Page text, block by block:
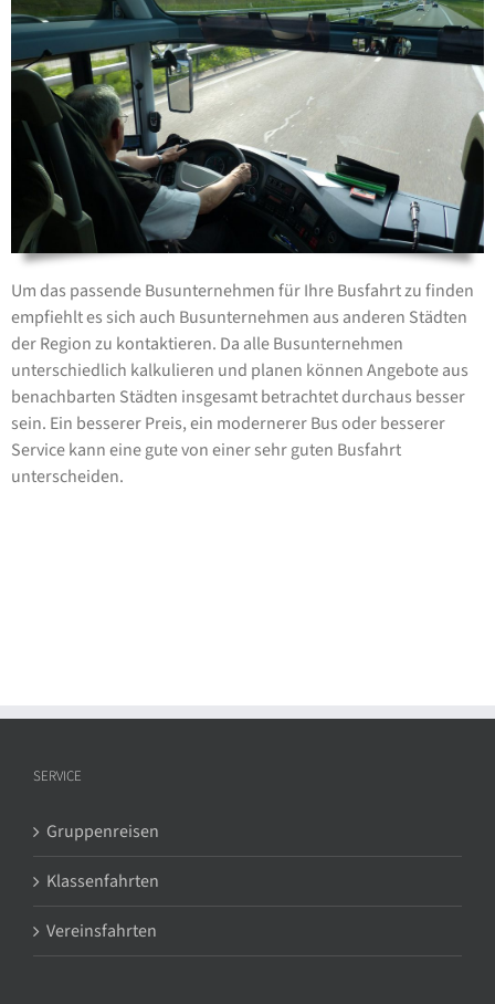
Um das passende Busunternehmen für Ihre Busfahrt zu finden
empfiehlt es sich auch Busunternehmen aus anderen Städten
der Region zu kontaktieren. Da alle Busunternehmen
unterschiedlich kalkulieren und planen können Angebote aus
benachbarten Städten insgesamt betrachtet durchaus besser
sein. Ein besserer Preis, ein modernerer Bus oder besserer
Service kann eine gute von einer sehr guten Busfahrt
unterscheiden.
SERVICE
Gruppenreisen
Klassenfahrten
Vereinsfahrten